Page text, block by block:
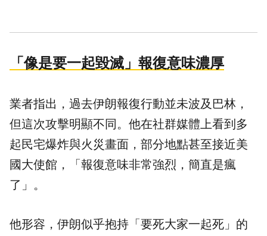
「像是要一起毀滅」報復意味濃厚
業者指出，過去伊朗報復行動並未波及巴林，
但這次攻擊明顯不同。他在社群媒體上看到多
起民宅爆炸與火災畫面，部分地點甚至接近美
國大使館，「報復意味非常強烈，簡直是瘋
了」。
他形容，伊朗似乎抱持「要死大家一起死」的